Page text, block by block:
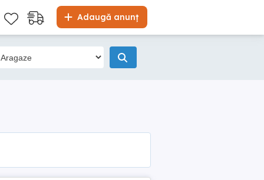
Adaugă anunț